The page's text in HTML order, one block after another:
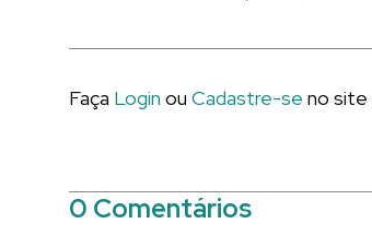
Faça Login ou Cadastre-se no site
0 Comentários